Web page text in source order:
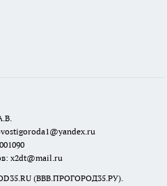
x2dt@mail.ru
(ВВВ.ПРОГОРОД35.РУ).